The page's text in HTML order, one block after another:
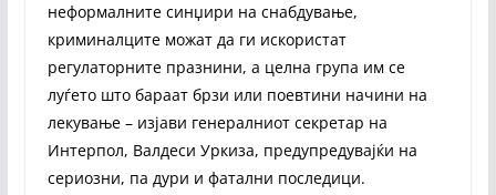
неформалните синџири на снабдување,
криминалците можат да ги искористат
регулаторните празнини, а целна група им се
луѓето што бараат брзи или поевтини начини на
лекување – изјави генералниот секретар на
Интерпол, Валдеси Уркиза, предупредувајќи на
сериозни, па дури и фатални последици.